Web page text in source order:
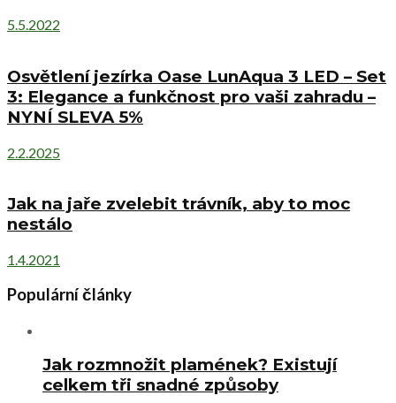
5.5.2022
Osvětlení jezírka Oase LunAqua 3 LED – Set
3: Elegance a funkčnost pro vaši zahradu –
NYNÍ SLEVA 5%
2.2.2025
Jak na jaře zvelebit trávník, aby to moc
nestálo
1.4.2021
Populární články
Jak rozmnožit plamének? Existují
celkem tři snadné způsoby